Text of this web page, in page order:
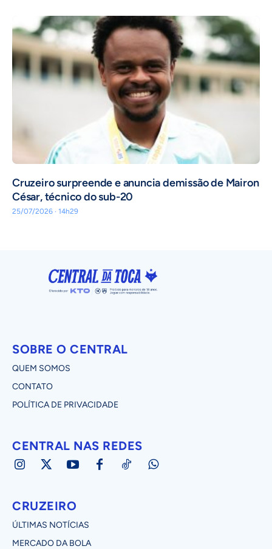
Cruzeiro surpreende e anuncia demissão de Mairon
César, técnico do sub-20
25/07/2026 · 14h29
SOBRE O CENTRAL
QUEM SOMOS
CONTATO
POLÍTICA DE PRIVACIDADE
CENTRAL NAS REDES
CRUZEIRO
ÚLTIMAS NOTÍCIAS
MERCADO DA BOLA